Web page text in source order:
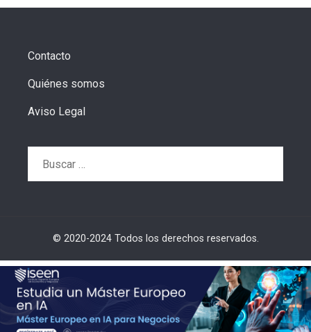
Contacto
Quiénes somos
Aviso Legal
© 2020-2024 Todos los derechos reservados.